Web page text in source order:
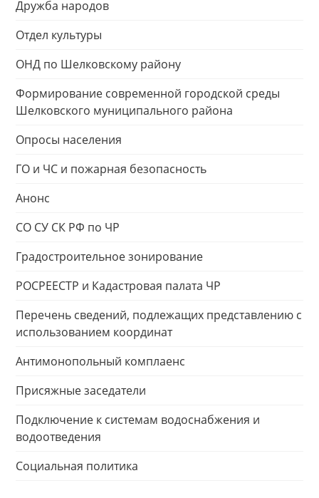
Дружба народов
Отдел культуры
ОНД по Шелковскому району
Формирование современной городской среды
Шелковского муниципального района
Опросы населения
ГО и ЧС и пожарная безопасность
Анонс
СО СУ СК РФ по ЧР
Градостроительное зонирование
РОСРЕЕСТР и Кадастровая палата ЧР
Перечень сведений, подлежащих представлению с
использованием координат
Антимонопольный комплаенс
Присяжные заседатели
Подключение к системам водоснабжения и
водоотведения
Социальная политика